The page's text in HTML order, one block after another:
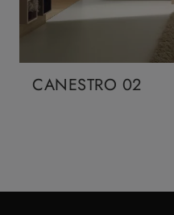
CANESTRO 02